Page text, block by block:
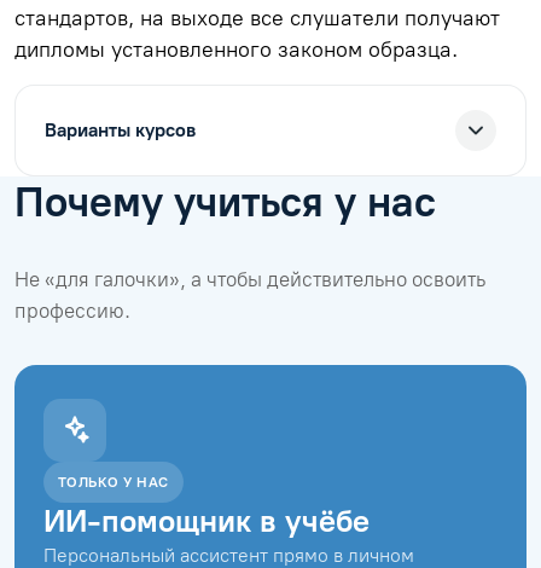
стандартов, на выходе все слушатели получают
дипломы установленного законом образца.
Варианты курсов
Почему учиться у нас
Не «для галочки», а чтобы действительно освоить
профессию.
ТОЛЬКО У НАС
ИИ-помощник в учёбе
Персональный ассистент прямо в личном